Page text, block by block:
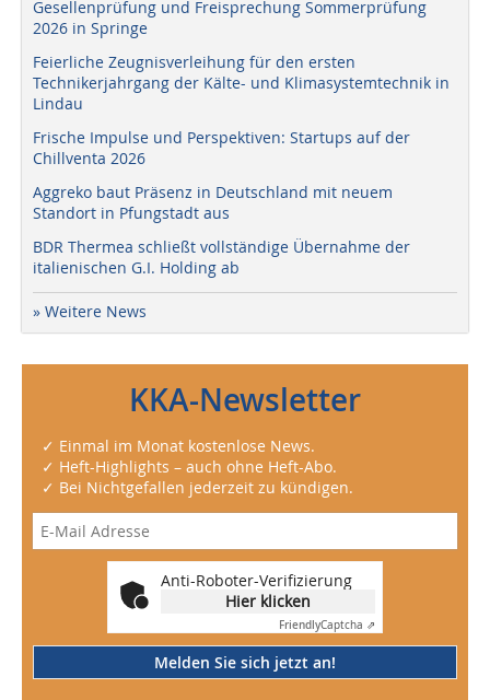
Gesellenprüfung und Freisprechung Sommerprüfung
2026 in Springe
Feierliche Zeugnisverleihung für den ersten
Technikerjahrgang der Kälte- und Klimasystemtechnik in
Lindau
Frische Impulse und Perspektiven: Startups auf der
Chillventa 2026
Aggreko baut Präsenz in Deutschland mit neuem
Standort in Pfungstadt aus
BDR Thermea schließt vollständige Übernahme der
italienischen G.I. Holding ab
» Weitere News
KKA-Newsletter
✓ Einmal im Monat kostenlose News.
✓ Heft-Highlights – auch ohne Heft-Abo.
✓ Bei Nichtgefallen jederzeit zu kündigen.
Anti-Roboter-Verifizierung
Hier klicken
FriendlyCaptcha ⇗
Melden Sie sich jetzt an!